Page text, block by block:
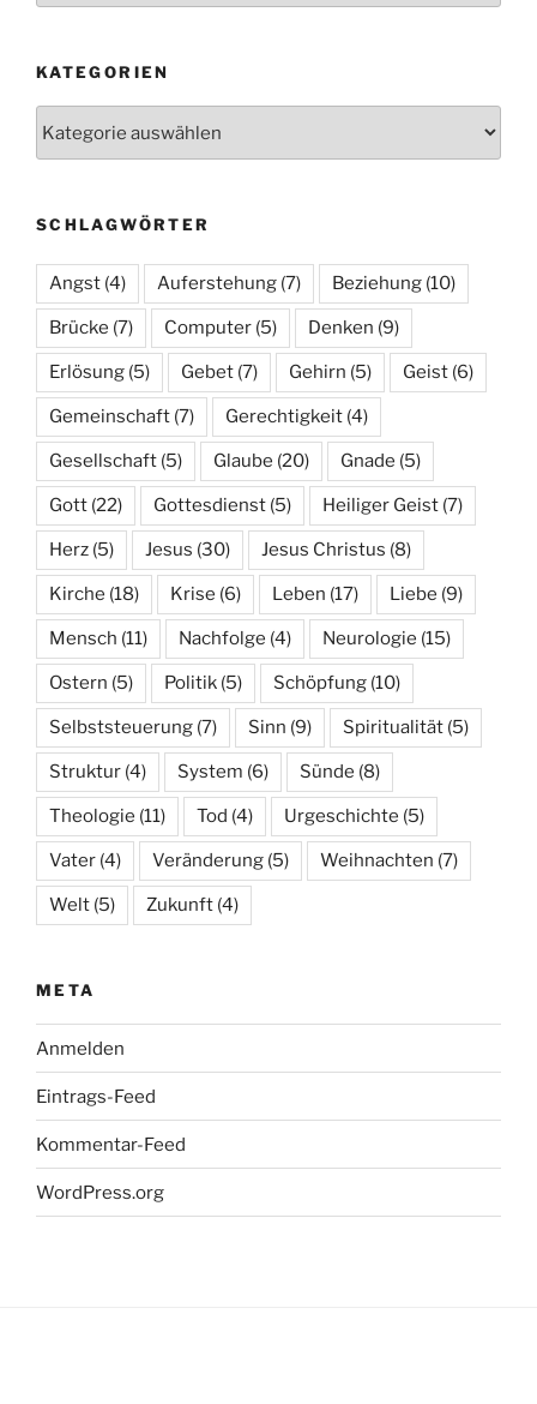
KATEGORIEN
SCHLAGWÖRTER
Angst (4) Auferstehung (7) Beziehung (10)
Brücke (7) Computer (5) Denken (9)
Erlösung (5) Gebet (7) Gehirn (5) Geist (6)
Gemeinschaft (7) Gerechtigkeit (4)
Gesellschaft (5) Glaube (20) Gnade (5)
Gott (22) Gottesdienst (5) Heiliger Geist (7)
Herz (5) Jesus (30) Jesus Christus (8)
Kirche (18) Krise (6) Leben (17) Liebe (9)
Mensch (11) Nachfolge (4) Neurologie (15)
Ostern (5) Politik (5) Schöpfung (10)
Selbststeuerung (7) Sinn (9) Spiritualität (5)
Struktur (4) System (6) Sünde (8)
Theologie (11) Tod (4) Urgeschichte (5)
Vater (4) Veränderung (5) Weihnachten (7)
Welt (5) Zukunft (4)
META
Anmelden
Eintrags-Feed
Kommentar-Feed
WordPress.org